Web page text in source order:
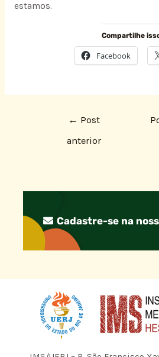
estamos.
Compartilhe
Facebook
← Post
anterior
Cadastre-se na